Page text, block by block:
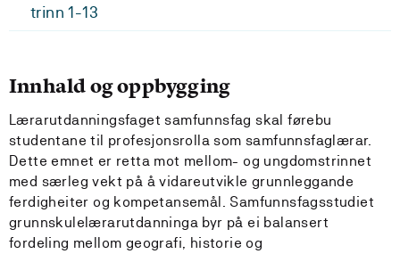
trinn 1-13
Innhald og oppbygging
Lærarutdanningsfaget samfunnsfag skal førebu
studentane til profesjonsrolla som samfunnsfaglærar.
Dette emnet er retta mot mellom- og ungdomstrinnet
med særleg vekt på å vidareutvikle grunnleggande
ferdigheiter og kompetansemål. Samfunnsfagsstudiet
grunnskulelærarutdanninga byr på ei balansert
fordeling mellom geografi, historie og